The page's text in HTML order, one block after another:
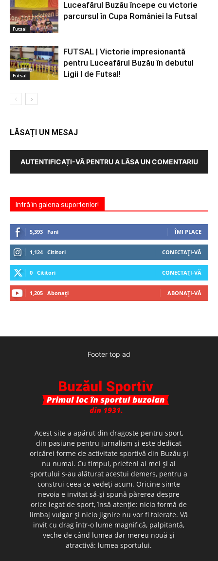
Futsal
Luceafărul Buzău începe cu victorie
parcursul în Cupa României la Futsal
Futsal
FUTSAL | Victorie impresionantă
pentru Luceafărul Buzău în debutul
Ligii I de Futsal!
LĂSAȚI UN MESAJ
AUTENTIFICAȚI-VĂ PENTRU A LĂSA UN COMENTARIU
Intră în galeria suporterilor!
5,393 Fani ÎMI PLACE
1,124 Cititori CONECTAȚI-VĂ
0 Cititori CONECTAȚI-VĂ
1,205 Abonați ABONAȚI-VĂ
Footer top ad
Acest site a apărut din dragoste pentru sport,
din pasiune pentru jurnalism şi este dedicat
oricărei forme de activitate sportivă din Buzău şi
nu numai. Cu timpul, prieteni ai mei şi ai
sportului s-au alăturat acestui demers, pentru a
construi ceea ce vedeţi acum. Oricine simte
nevoia e invitat să-şi spună părerea despre
orice legat de sport, însă atenţie: nicio formă de
limbaj vulgar şi nicio jignire nu vor fi tolerate. Vă
invit cu drag într-o lume magnifică, palpitantă,
veche de când lumea dar mereu nouă şi
atractivă: lumea sportului.